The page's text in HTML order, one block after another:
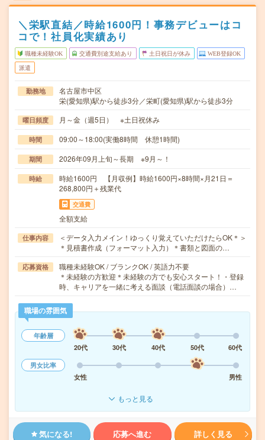
＼栄駅直結／時給1600円！事務デビューはコ
コで！社員化実績あり
職種未経験OK 交通費別途支給あり 土日祝日が休み WEB登録OK
派遣
勤務地
名古屋市中区
栄(愛知県)駅から徒歩3分／栄町(愛知県)駅から徒歩3分
曜日頻度 月～金（週5日） ※土日祝休み
時間 09:00～18:00(実働8時間 休憩1時間)
期間 2026年09月上旬～長期 ※9月～！
時給
時給1600円 【月収例】時給1600円×8時間×月21日＝
268,800円＋残業代
交通費
全額支給
仕事内容
＜データ入力メイン！ゆっくり覚えていただけたらOK＊＞
＊見積書作成（フォーマット入力）＊書類と図面の…
応募資格
職種未経験OK / ブランクOK / 英語力不要
＊未経験の方歓迎＊未経験の方でも安心スタート！・登録
時、キャリアを一緒に考える面談（電話面談の場合）…
職場の雰囲気
年齢層
20代
30代 40代 50代
60代
男女比率
女性
男性
もっと見る
気になる! 応募へ進む 詳しく見る